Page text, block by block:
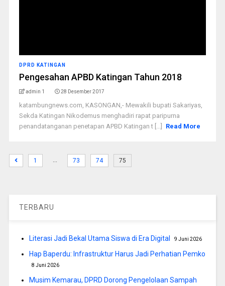
DPRD KATINGAN
Pengesahan APBD Katingan Tahun 2018
admin 1 28 Desember 2017
katambungnews.com, KASONGAN,- Mewakili bupati Sakariyas,
Sekda Katingan Nikodemus menghadiri rapat paripurna
penandatanganan penetapan APBD Katingan t [...]
Read More
1 … 73 74 75
TERBARU
Literasi Jadi Bekal Utama Siswa di Era Digital 9 Juni 2026
Hap Baperdu: Infrastruktur Harus Jadi Perhatian Pemko
8 Juni 2026
Musim Kemarau, DPRD Dorong Pengelolaan Sampah